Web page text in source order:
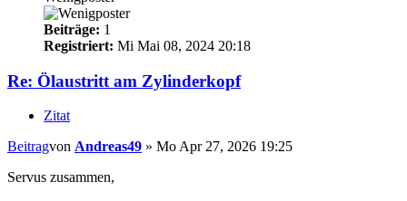
Beiträge: 1
Registriert: Mi Mai 08, 2024 20:18
Re: Ölaustritt am Zylinderkopf
Zitat
Beitragvon Andreas49 » Mo Apr 27, 2026 19:25
Servus zusammen,